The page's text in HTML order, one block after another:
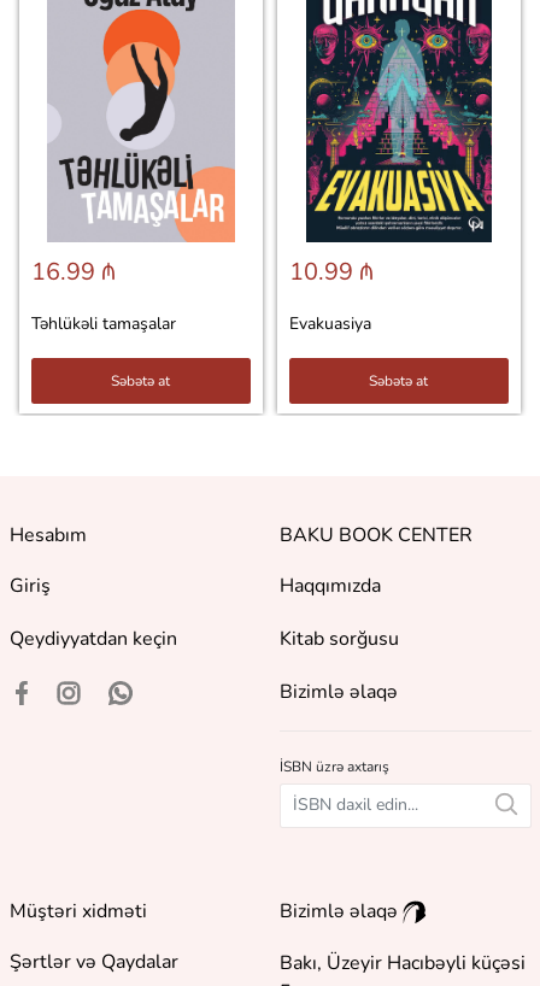
16.99 ₼
Təhlükəli tamaşalar
Səbətə at
10.99 ₼
Evakuasiya
Səbətə at
Hesabım
Giriş
Qeydiyyatdan keçin
BAKU BOOK CENTER
Haqqımızda
Kitab sorğusu
Bizimlə əlaqə
İSBN üzrə axtarış
Müştəri xidməti
Şərtlər və Qaydalar
Bizimlə əlaqə
Bakı, Üzeyir Hacıbəyli küçəsi